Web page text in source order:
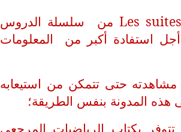
في هذا الفيديو سوف تتابعون درسLes suites Tuto TI من سلسلة الدروس
استفادة أكبر من المعلومات
حتى تتمكن من استيعابه
هذه المدونة بنفس الطريقة؛
تتوفر بكتاب الرياضيات المرجعي